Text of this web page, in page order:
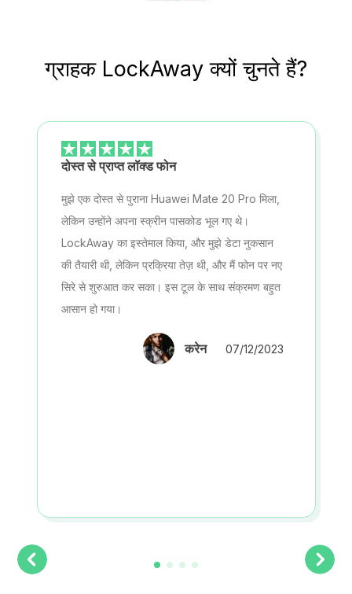
ग्राहक LockAway क्यों चुनते हैं?
दोस्त से प्राप्त लॉक्ड फोन
मुझे एक दोस्त से पुराना Huawei Mate 20 Pro मिला,
लेकिन उन्होंने अपना स्क्रीन पासकोड भूल गए थे।
LockAway का इस्तेमाल किया, और मुझे डेटा नुकसान
की तैयारी थी, लेकिन प्रक्रिया तेज़ थी, और मैं फोन पर नए
सिरे से शुरुआत कर सका। इस टूल के साथ संक्रमण बहुत
आसान हो गया।
करेन 07/12/2023